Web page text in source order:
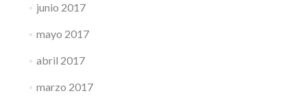
junio 2017
mayo 2017
abril 2017
marzo 2017